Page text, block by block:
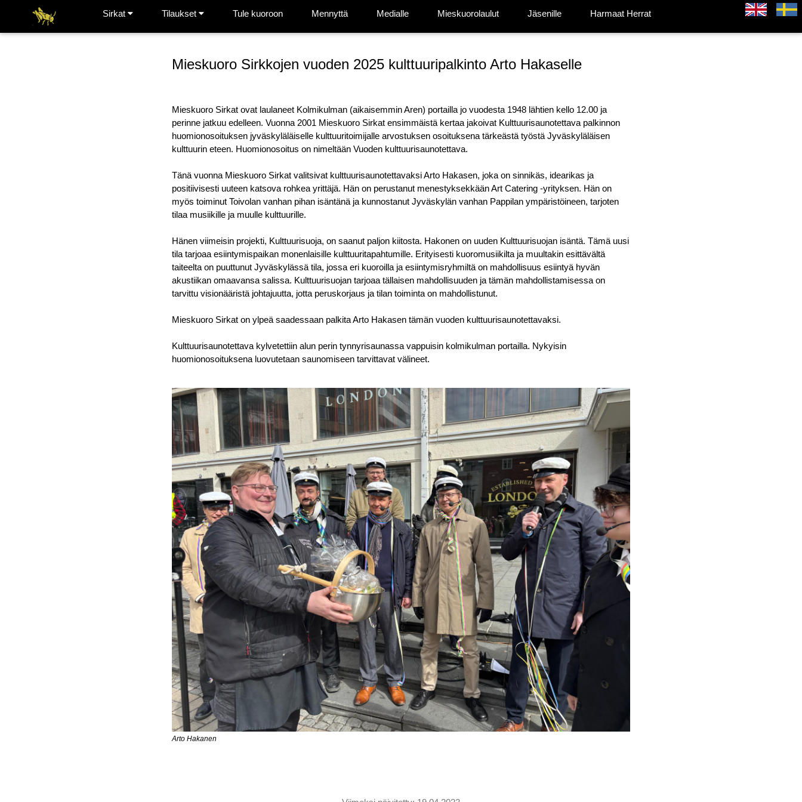
Sirkat Tilaukset Tule kuoroon Mennyttä Medialle Mieskuorolaulut Jäsenille Harmaat Herrat
Mieskuoro Sirkkojen vuoden 2025 kulttuuripalkinto Arto Hakaselle
Mieskuoro Sirkat ovat laulaneet Kolmikulman (aikaisemmin Aren) portailla jo vuodesta 1948 lähtien kello 12.00 ja
perinne jatkuu edelleen. Vuonna 2001 Mieskuoro Sirkat ensimmäistä kertaa jakoivat Kulttuurisaunotettava palkinnon
huomionosoituksen jyväskyläläiselle kulttuuritoimijalle arvostuksen osoituksena tärkeästä työstä Jyväskyläläisen
kulttuurin eteen. Huomionosoitus on nimeltään Vuoden kulttuurisaunotettava.
Tänä vuonna Mieskuoro Sirkat valitsivat kulttuurisaunotettavaksi Arto Hakasen, joka on sinnikäs, idearikas ja
positiivisesti uuteen katsova rohkea yrittäjä. Hän on perustanut menestyksekkään Art Catering -yrityksen. Hän on
myös toiminut Toivolan vanhan pihan isäntänä ja kunnostanut Jyväskylän vanhan Pappilan ympäristöineen, tarjoten
tilaa musiikille ja muulle kulttuurille.
Hänen viimeisin projekti, Kulttuurisuoja, on saanut paljon kiitosta. Hakonen on uuden Kulttuurisuojan isäntä. Tämä uusi
tila tarjoaa esiintymispaikan monenlaisille kulttuuritapahtumille. Erityisesti kuoromusiikilta ja muultakin esittävältä
taiteelta on puuttunut Jyväskylässä tila, jossa eri kuoroilla ja esiintymisryhmiltä on mahdollisuus esiintyä hyvän
akustiikan omaavansa salissa. Kulttuurisuojan tarjoaa tällaisen mahdollisuuden ja tämän mahdollistamisessa on
tarvittu visionääristä johtajuutta, jotta peruskorjaus ja tilan toiminta on mahdollistunut.
Mieskuoro Sirkat on ylpeä saadessaan palkita Arto Hakasen tämän vuoden kulttuurisaunotettavaksi.
Kulttuurisaunotettava kylvetettiin alun perin tynnyrisaunassa vappuisin kolmikulman portailla. Nykyisin
huomionosoituksena luovutetaan saunomiseen tarvittavat välineet.
Arto Hakanen